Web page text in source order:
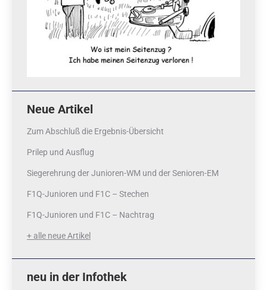
Neue Artikel
Zum Abschluß die Ergebnis-Übersicht
Prilep und Ausflug
Siegerehrung der Junioren-WM und der Senioren-EM
F1Q-Junioren und F1C – Stechen
F1Q-Junioren und F1C – Nachtrag
+ alle neue Artikel
neu in der Infothek